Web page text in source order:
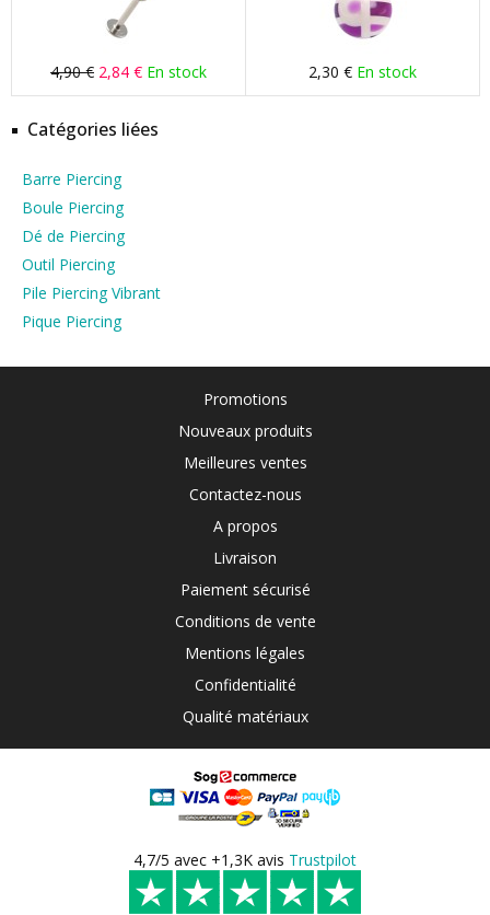
4,90 € 2,84 € En stock 2,30 € En stock
Catégories liées
Barre Piercing
Boule Piercing
Dé de Piercing
Outil Piercing
Pile Piercing Vibrant
Pique Piercing
Promotions
Nouveaux produits
Meilleures ventes
Contactez-nous
A propos
Livraison
Paiement sécurisé
Conditions de vente
Mentions légales
Confidentialité
Qualité matériaux
4,7/5 avec +1,3K avis Trustpilot